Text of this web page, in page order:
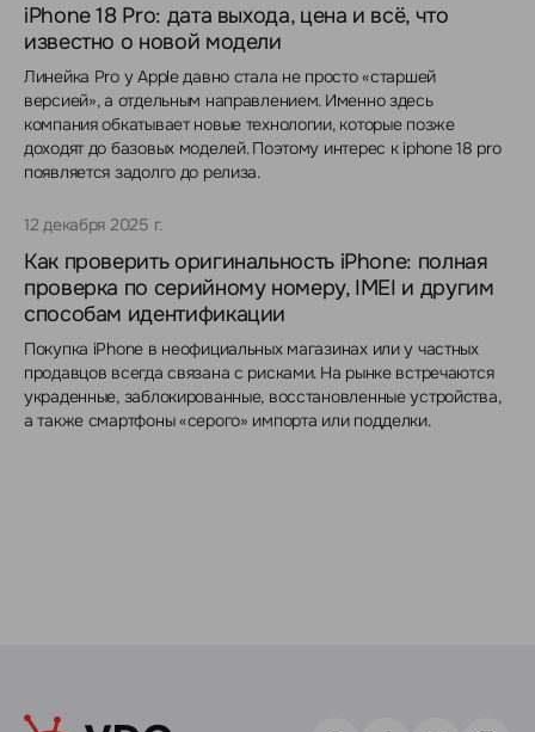
iPhone 18 Pro: дата выхода, цена и всё, что
известно о новой модели
Линейка Pro у Apple давно стала не просто «старшей
версией», а отдельным направлением. Именно здесь
компания обкатывает новые технологии, которые позже
доходят до базовых моделей. Поэтому интерес к iphone 18 pro
появляется задолго до релиза.
12 декабря 2025 г.
Как проверить оригинальность iPhone: полная
проверка по серийному номеру, IMEI и другим
способам идентификации
Покупка iPhone в неофициальных магазинах или у частных
продавцов всегда связана с рисками. На рынке встречаются
украденные, заблокированные, восстановленные устройства,
а также смартфоны «серого» импорта или подделки.